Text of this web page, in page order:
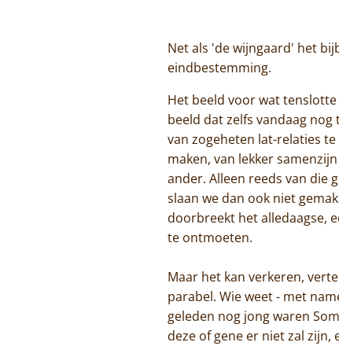
Net als 'de wijngaard' het
eindbestemming.
Het beeld voor wat
beeld dat zelfs vandaag
van zogeheten lat-relaties
maken, van lekker
ander. Alleen reeds van die
slaan we dan ook niet
doorbreekt het alledaagse,
te ontmoeten.
Maar het kan verkeren,
parabel. Wie weet - met
geleden nog jong waren
deze of gene er niet zal